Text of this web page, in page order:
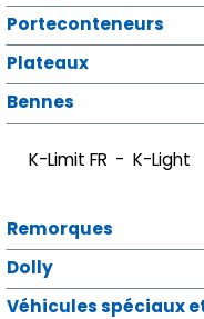
Porteconteneurs
Plateaux
Bennes
K-Limit FR K-Light
Remorques
Dolly
Véhicules spéciaux